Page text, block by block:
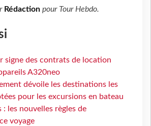
Rédaction pour Tour Hebdo.
signe des contrats de location
A320neo
dévoile les destinations les
pour les excursions en bateau
: les nouvelles règles de
voyage